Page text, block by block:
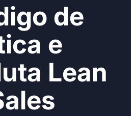
de
e
Lean